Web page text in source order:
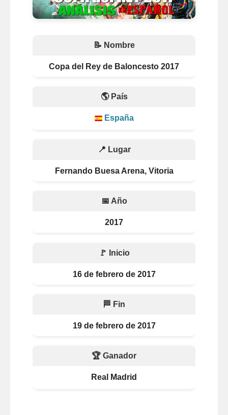
📝 Nombre
Copa del Rey de Baloncesto 2017
🌎 País
España
📍 Lugar
Fernando Buesa Arena, Vitoria
📅 Año
2017
🚩 Inicio
16 de febrero de 2017
🏁 Fin
19 de febrero de 2017
🏆 Ganador
Real Madrid